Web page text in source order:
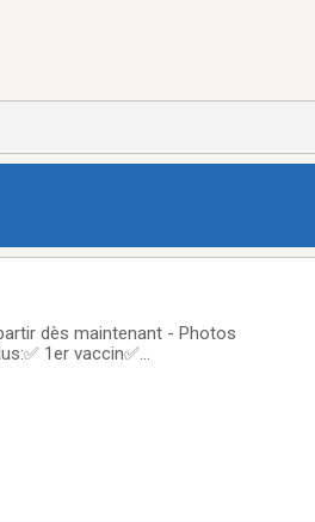
dès maintenant - Photos
1er vaccin✅